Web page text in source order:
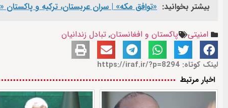
بیشتر بخوانید: «توافق مکه» | سران عربستان، ترکیه و پاکستان
امنیتی پاکستان و افغانستان, تبادل زندانیان
لینک کوتاه: https://iraf.ir/?p=8294
اخبار مرتبط